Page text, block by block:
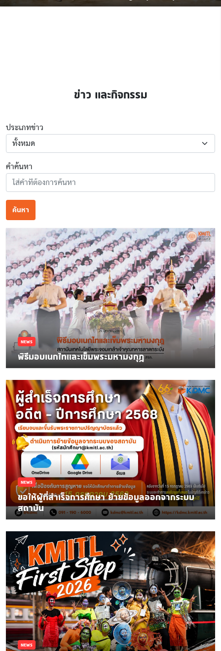
ข่าว และกิจกรรม
ประเภทข่าว
คำค้นหา
ค้นหา
NEWS
พิธีมอบเนกไทและเข็มพระมหามงกุฎ
NEWS
ขอให้ผู้ที่สำเร็จการศึกษา ย้ายข้อมูลออกจากระบบ
สถาบัน
NEWS